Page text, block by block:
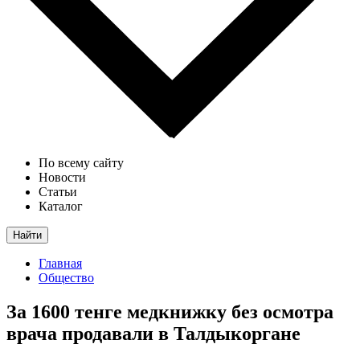
По всему сайту
Новости
Статьи
Каталог
Найти
Главная
Общество
За 1600 тенге медкнижку без осмотра
врача продавали в Талдыкоргане